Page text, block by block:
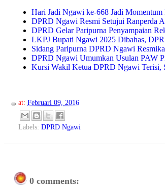
Hari Jadi Ngawi ke-668 Jadi Momentum
DPRD Ngawi Resmi Setujui Ranperda
DPRD Gelar Paripurna Penyampaian
LKPJ Bupati Ngawi 2025 Dibahas,
Sidang Paripurna DPRD Ngawi
DPRD Ngawi Umumkan Usulan PAW
Kursi Wakil Ketua DPRD Ngawi Terisi,
at: Februari 09, 2016
Labels: DPRD Ngawi
0 comments: